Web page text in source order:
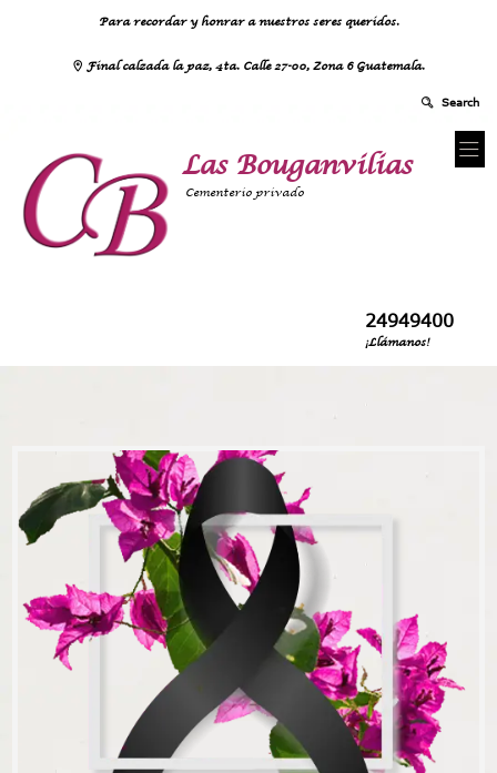
Para recordar y honrar a nuestros seres queridos.
Final calzada la paz, 4ta. Calle 27-00, Zona 6 Guatemala.
Las Bouganvilias
Cementerio privado
24949400
¡Llámanos!